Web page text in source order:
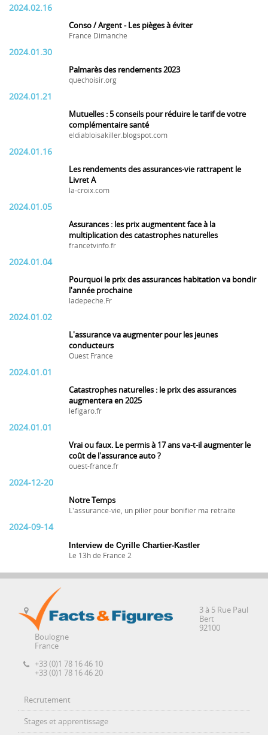
2024.02.16
Conso / Argent - Les pièges à éviter
France Dimanche
2024.01.30
Palmarès des rendements 2023
quechoisir.org
2024.01.21
Mutuelles : 5 conseils pour réduire le tarif de votre
complémentaire santé
eldiabloisakiller.blogspot.com
2024.01.16
Les rendements des assurances-vie rattrapent le
Livret A
la-croix.com
2024.01.05
Assurances : les prix augmentent face à la
multiplication des catastrophes naturelles
francetvinfo.fr
2024.01.04
Pourquoi le prix des assurances habitation va bondir
l'année prochaine
ladepeche.Fr
2024.01.02
L'assurance va augmenter pour les jeunes
conducteurs
Ouest France
2024.01.01
Catastrophes naturelles : le prix des assurances
augmentera en 2025
lefigaro.fr
2024.01.01
Vrai ou faux. Le permis à 17 ans va-t-il augmenter le
coût de l'assurance auto ?
ouest-france.fr
2024-12-20
Notre Temps
L'assurance-vie, un pilier pour bonifier ma retraite
2024-09-14
Interview de Cyrille Chartier-Kastler
Le 13h de France 2
3 à 5 Rue Paul
Bert
92100
Boulogne
France
+33 (0)1 78 16 46 10
+33 (0)1 78 16 46 20
Recrutement
Stages et apprentissage